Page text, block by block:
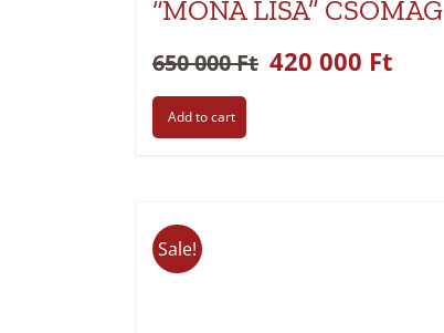
“MONA LISA” CSOMAG
650 000Ft 420 000 Ft
Add to cart
Sale!